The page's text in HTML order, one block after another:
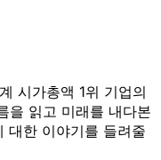
시가총액 1위 기업의
을 읽고 미래를 내다본
대한 이야기를 들려줄